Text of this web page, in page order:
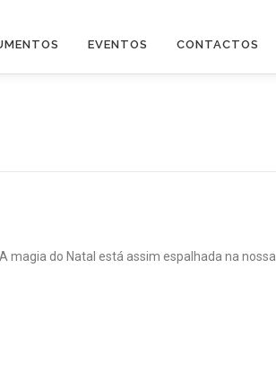
EVENTOS CONTACTOS
magia do Natal está assim espalhada na nossa